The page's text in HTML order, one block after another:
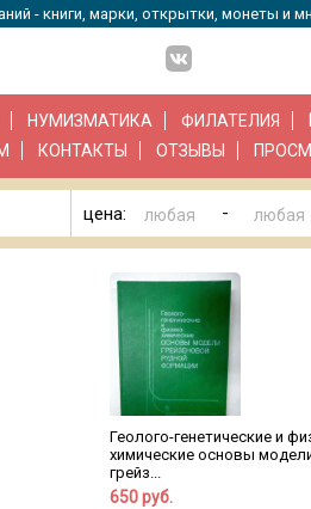
- книги, марки, открытки, монеты и
НУМИЗМАТИКА ФИЛАТЕЛИЯ
КОНТАКТЫ ОТЗЫВЫ
цена: -
Геолого-генетические и
химические основы
грейз...
650 руб.